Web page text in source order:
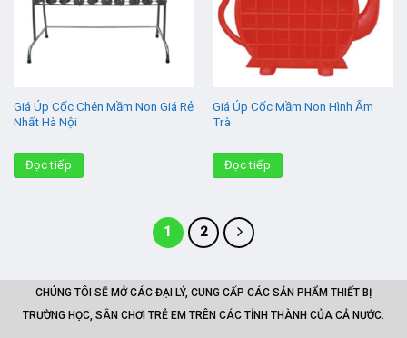
Giá Úp Cốc Chén Mầm Non Giá Rẻ
Nhất Hà Nội
Đọc tiếp
Giá Úp Cốc Mầm Non Hình Ấm
Trà
Đọc tiếp
1 2
CHÚNG TÔI SẼ MỞ CÁC ĐẠI LÝ, CUNG CẤP CÁC SẢN PHẨM THIẾT BỊ
TRƯỜNG HỌC, SÂN CHƠI TRẺ EM TRÊN CÁC TỈNH THÀNH CỦA CẢ NƯỚC: